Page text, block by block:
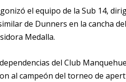
el equipo de la Sub 14,
de Dunners en la cancha
Medalla.
del Club
al campeón del torneo de